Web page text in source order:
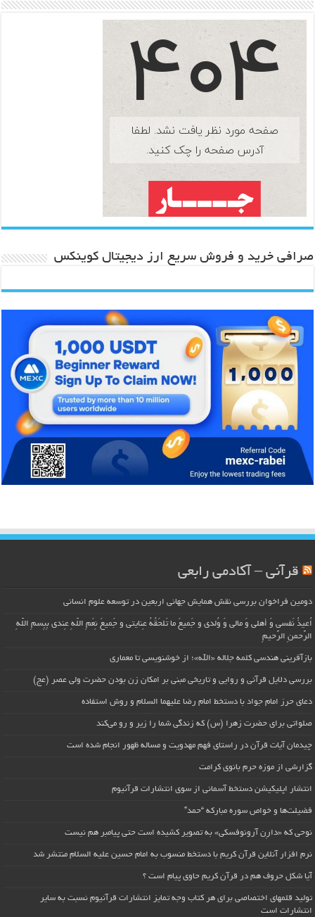
صرافی خرید و فروش سریع ارز دیجیتال کوینکس
قرآنی – آکادمی رابعی
دومین فراخوان بررسی نقش همایش جهانی اربعین در توسعه علوم انسانی
اُعیذُ نَفسی وَ أهلی وَ مالی وَ وُلدی و جَمیعَ ما تَلحَقُهُ عِنایتی و جَمیعَ نِعَمِ اللّهِ عِندی بِبِسمِ اللّهِ
الرَّحمنِ الرَّحیمِ
بازآفرینی هندسی کلمه جلاله «الله»؛ از خوشنویسی تا معماری
بررسی دلایل قرآنی و روایی و تاریخی مبنی بر امکان زن بودن حضرت ولی عصر (عج)
دعای حرز امام جواد با دستخط امام رضا علیهما السلام و روش استفاده
صلواتی برای حضرت زهرا (س) که زندگی شما را زیر و رو می‌کند
چیدمان آیات قرآن در راستای فهم مهدویت و مساله ظهور انجام شده است
گزارشی از موزه حرم بانوی کرامت
انتشار اپلیکیشن دستخط آسمانی از سوی انتشارات قرآنیوم
فضیلت‌ها و خواص سوره مبارکه “حمد”
نوحی که «دارِن آرونوفسکی» به تصویر کشیده است حتی پیامبر هم نیست
نرم افزار آنلاین قرآن کریم با دستخط منسوب به امام حسین علیه السلام منتشر شد
آیا شکل حروف هم در قرآن کریم حاوی پیام است ؟
تولید قلمهای اختصاصی برای هر کتاب وجه تمایز انتشارات قرآنیوم نسبت به سایر
انتشارات است